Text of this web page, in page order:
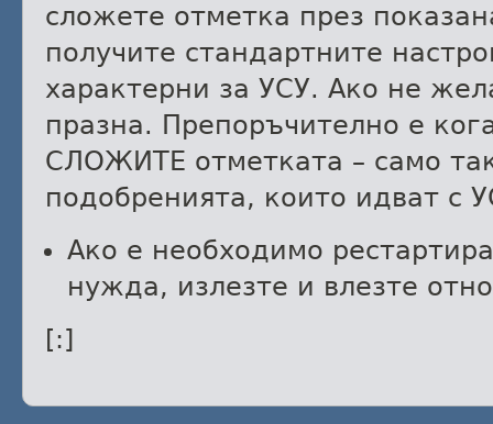
сложете отметка през
получите стандартните
характерни за УСУ. Ако не
празна. Препоръчително е
СЛОЖИТЕ отметката – само
подобренията, които идват с
Ако е необходимо
нужда, излезте и влезте
[:]